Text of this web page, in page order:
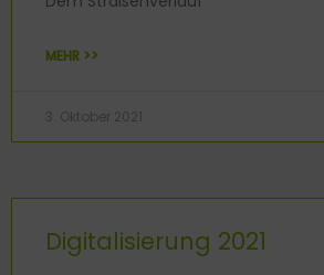
MEHR >>
3. Oktober 2021
Digitalisierung 2021